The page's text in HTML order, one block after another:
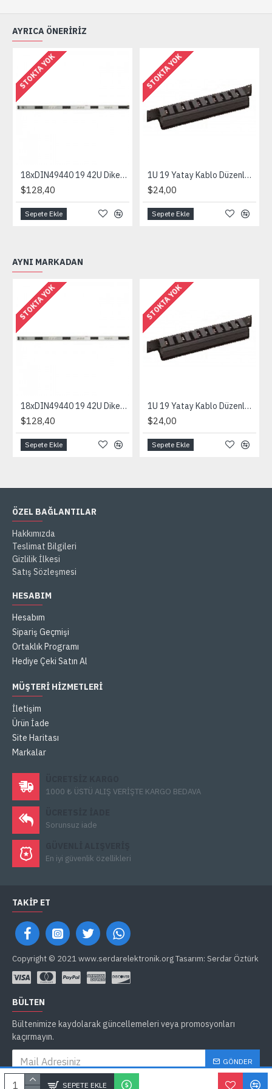
SEPETE EKLE
AYRICA ÖNERIRIZ
STOKTA YOK
18xDIN49440 19 42U Dikey PRIZ C/W Çift Sigortalı Kablosuz
$128,40
Sepete Ekle
STOKTA YOK
1U 19 Yatay Kablo Düzenleyici Kızaklı Gecmeli sökülebilir ön kapakl
$24,00
Sepete Ekle
AYNI MARKADAN
STOKTA YOK
18xDIN49440 19 42U Dikey PRIZ C/W Çift Sigortalı Kablosuz
$128,40
Sepete Ekle
STOKTA YOK
1U 19 Yatay Kablo Düzenleyici Kızaklı Gecmeli sökülebilir ön kapakl
$24,00
Sepete Ekle
ÖZEL BAĞLANTILAR
Hakkımızda
Teslimat Bilgileri
Gizlilik İlkesi
Satış Sözleşmesi
HESABIM
Hesabım
Sipariş Geçmişi
Ortaklık Programı
Hediye Çeki Satın Al
MÜŞTERI HIZMETLERI
İletişim
Ürün İade
Site Haritası
Markalar
1000 ₺ ÜSTÜ ALIŞ VERİŞTE KARGO BEDAVA
Sorunsuz iade
En iyi güvenlik özellikleri
TAKIP ET
Copyright © 2021 www.serdarelektronik.org Tasarım: Serdar Öztürk
BÜLTEN
Bültenimize kaydolarak güncellemeleri veya promosyonları
kaçırmayın.
GÖNDER
Gizlilik İlkeleri 'ni okudum ve kabul ediyorum.